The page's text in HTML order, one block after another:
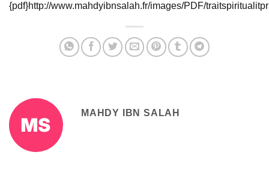
{pdf}http://www.mahdyibnsalah.fr/images/PDF/
MAHDY IBN SALAH